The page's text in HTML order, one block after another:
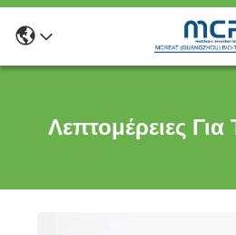
Λεπτομέρειες